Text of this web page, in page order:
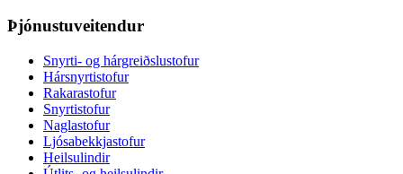
Þjónustuveitendur
Snyrti- og hárgreiðslustofur
Hársnyrtistofur
Rakarastofur
Snyrtistofur
Naglastofur
Ljósabekkjastofur
Heilsulindir